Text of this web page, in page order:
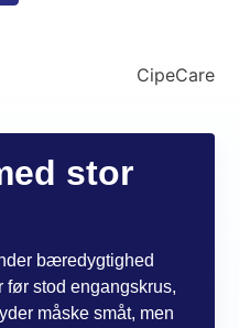
stor
bæredygtighed
før stod engangskrus,
måske småt, men